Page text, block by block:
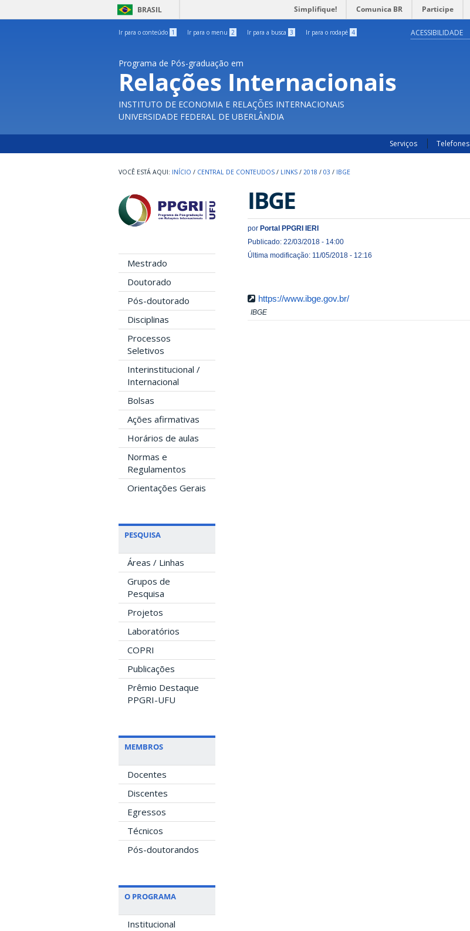
BRASIL Simplifique! Comunica BR Participe
Ir para o conteúdo 1 Ir para o menu 2 Ir para a busca 3 Ir para o rodapé 4 ACESSIBILIDADE
Programa de Pós-graduação em
Relações Internacionais
INSTITUTO DE ECONOMIA E RELAÇÕES INTERNACIONAIS
UNIVERSIDADE FEDERAL DE UBERLÂNDIA
Serviços Telefones
INÍCIO / CENTRAL DE CONTEUDOS / LINKS / 2018 / 03 / IBGE
Mestrado
Doutorado
Pós-doutorado
Disciplinas
Processos
Seletivos
Interinstitucional /
Internacional
Bolsas
Ações afirmativas
Horários de aulas
Normas e
Regulamentos
Orientações Gerais
PESQUISA
Áreas / Linhas
Grupos de
Pesquisa
Projetos
Laboratórios
COPRI
Publicações
Prêmio Destaque
PPGRI-UFU
MEMBROS
Docentes
Discentes
Egressos
Técnicos
Pós-doutorandos
O PROGRAMA
Institucional
IBGE
por Portal PPGRI IERI
Publicado: 22/03/2018 - 14:00
Última modificação: 11/05/2018 - 12:16
https://www.ibge.gov.br/
IBGE